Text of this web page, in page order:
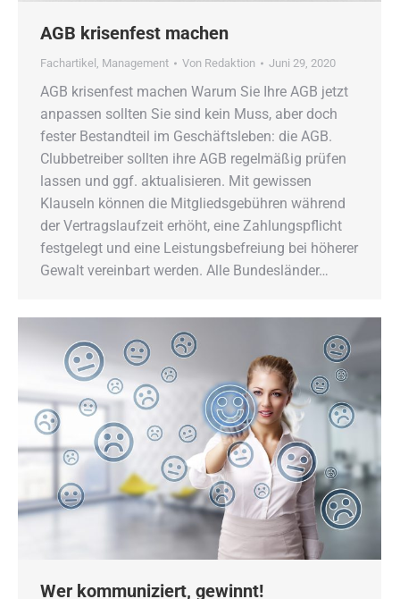
AGB krisenfest machen
Fachartikel , Management Von Redaktion Juni 29, 2020
AGB krisenfest machen Warum Sie Ihre AGB jetzt
anpassen sollten Sie sind kein Muss, aber doch
fester Bestandteil im Geschäftsleben: die AGB.
Clubbetreiber sollten ihre AGB regelmäßig prüfen
lassen und ggf. aktualisieren. Mit gewissen
Klauseln können die Mitgliedsgebühren während
der Vertragslaufzeit erhöht, eine Zahlungspflicht
festgelegt und eine Leistungsbefreiung bei höherer
Gewalt vereinbart werden. Alle Bundesländer…
Wer kommuniziert, gewinnt!